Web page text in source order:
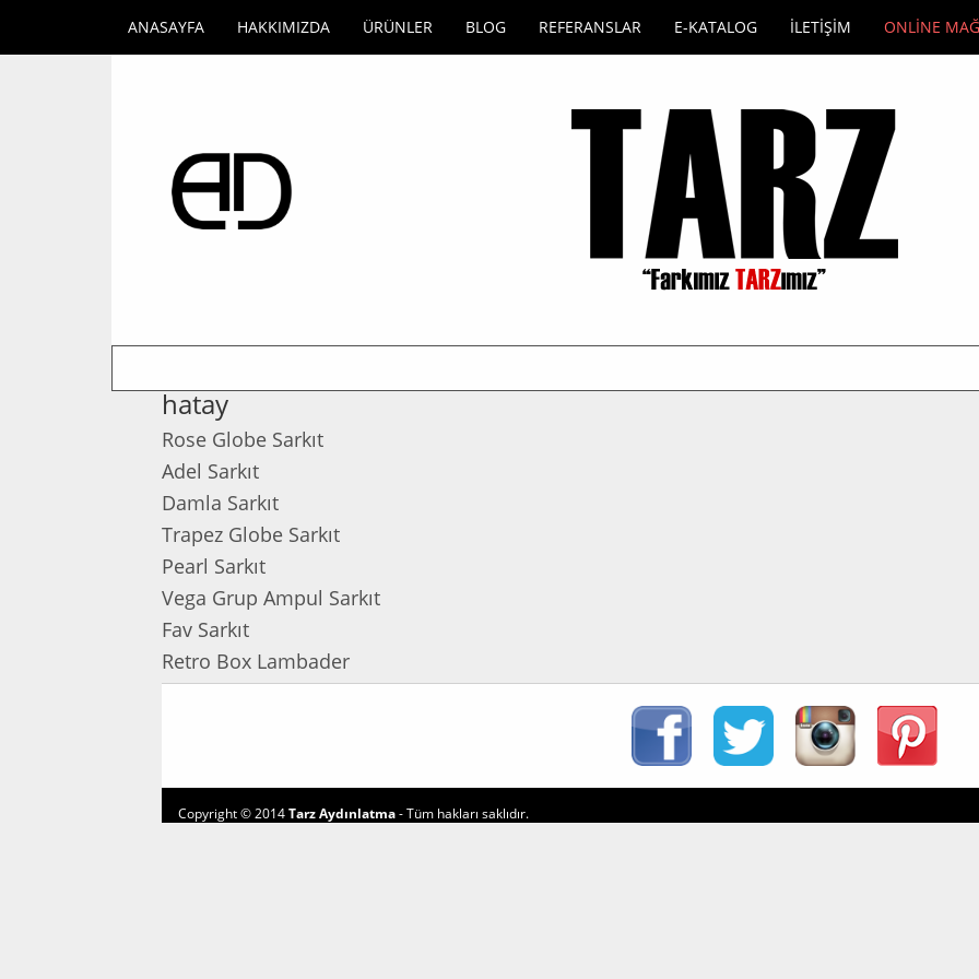
ANASAYFA HAKKIMIZDA ÜRÜNLER BLOG REFERANSLAR E-KATALOG İLETİŞİM ONLİNE
hatay
Rose Globe Sarkıt
Adel Sarkıt
Damla Sarkıt
Trapez Globe Sarkıt
Pearl Sarkıt
Vega Grup Ampul Sarkıt
Fav Sarkıt
Retro Box Lambader
Copyright © 2014Tarz Aydınlatma- Tüm hakları saklıdır.